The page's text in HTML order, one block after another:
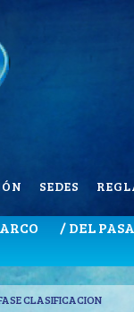
SEDES
/ DEL
CLASIFICACION